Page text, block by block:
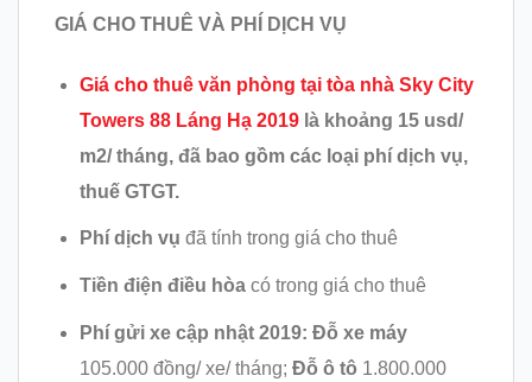
GIÁ CHO THUÊ VÀ PHÍ DỊCH VỤ
Giá cho thuê văn phòng tại tòa nhà Sky City
Towers 88 Láng Hạ 2019là khoảng 15 usd/
m2/ tháng, đã bao gồm các loại phí dịch vụ,
thuế GTGT.
Phí dịch vụ đã tính trong giá cho thuê
Tiền điện điều hòa có trong giá cho thuê
Phí gửi xe cập nhật 2019: Đỗ xe máy
105.000 đồng/ xe/ tháng; Đỗ ô tô 1.800.000